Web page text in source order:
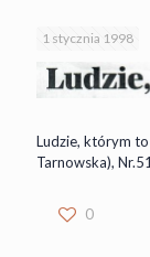
1 stycznia 1998
Ludzie, którym
Tarnowska),
0